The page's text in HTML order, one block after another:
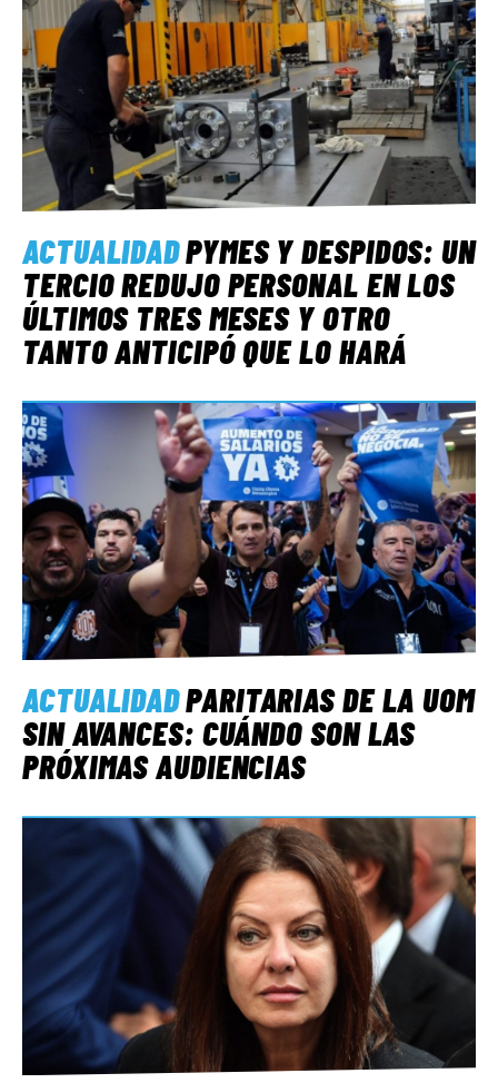
ACTUALIDADPYMES Y DESPIDOS: UN
TERCIO REDUJO PERSONAL EN LOS
ÚLTIMOS TRES MESES Y OTRO
TANTO ANTICIPÓ QUE LO HARÁ
ACTUALIDADPARITARIAS DE LA UOM
SIN AVANCES: CUÁNDO SON LAS
PRÓXIMAS AUDIENCIAS